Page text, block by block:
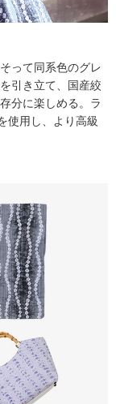
って同系色のグレ
引き立て、国産絞
分に楽しめる。ラ
使用し、より高級